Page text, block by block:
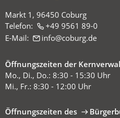
Markt 1, 96450 Coburg
Telefon:
+49 9561 89-0
E-Mail:
info coburg de
Öffnungszeiten der
Mo., Di., Do.: 8:30 - 15:30 Uhr
Mi., Fr.: 8:30 - 12:00 Uhr
Öffnungszeiten des